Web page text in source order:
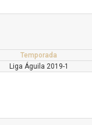
Temporada
Liga Águila 2019-1